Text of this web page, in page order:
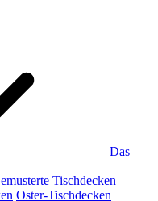
Das
Tischdecken
Oster-Tischdecken